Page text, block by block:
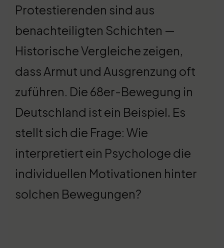
Protestierenden sind aus
benachteiligten Schichten —
Historische Vergleiche zeigen,
dass Armut und Ausgrenzung oft
zuführen. Die 68er-Bewegung in
Deutschland ist ein Beispiel. Es
stellt sich die Frage: Wie
interpretiert ein Psychologe die
individuellen Motivationen hinter
solchen Bewegungen?